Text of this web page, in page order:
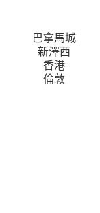
巴拿馬城
新澤西
香港
倫敦